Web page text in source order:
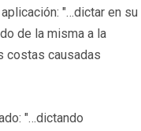
"…dictar en su
de la misma a la
costas causadas
"…dictando